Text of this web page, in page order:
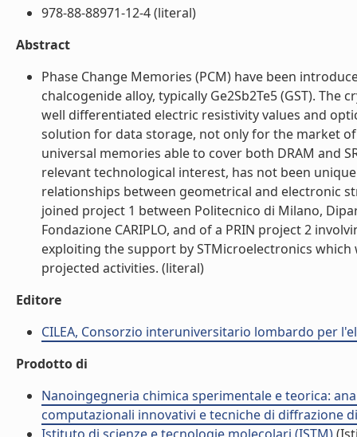
978-88-88971-12-4 (literal)
Abstract
Phase Change Memories (PCM) have been
chalcogenide alloy, typically Ge2Sb2Te5 (GST).
well differentiated electric resistivity values and
solution for data storage, not only for the market
universal memories able to cover both DRAM and
relevant technological interest, has not been
relationships between geometrical and electronic
joined project 1 between Politecnico di Milano,
Fondazione CARIPLO, and of a PRIN project 2
exploiting the support by STMicroelectronics
projected activities. (literal)
Editore
CILEA, Consorzio interuniversitario lombardo per
Prodotto di
Nanoingegneria chimica sperimentale e teorica:
computazionali innovativi e tecniche di diffrazione